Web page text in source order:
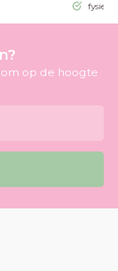
fysieke
op de hoogte